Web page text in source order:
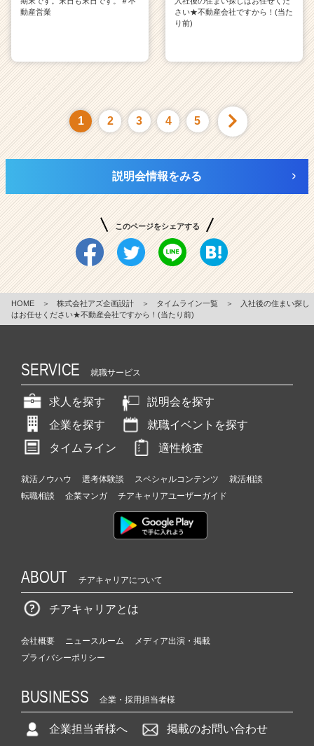
動産営業
さい★不動産会社ですから！(当た
り前)
1 2 3 4 5
説明会情報をみる
このページをシェアする
HOME ＞ 株式会社アズ企画設計 ＞ タイムライン一覧 ＞
入社後の住まい探し
はお任せください★不動産会社ですから！(当たり前)
SERVICE 就職サービス
求人を探す
説明会を探す
企業を探す
就職イベントを探す
タイムライン
適性検査
就活ノウハウ 選考体験談 スペシャルコンテンツ
就活相談
転職相談
企業マンガ チアキャリアユーザーガイド
ABOUT チアキャリアについて
チアキャリアとは
会社概要 ニュースルーム
メディア出演・掲載
プライバシーポリシー
BUSINESS 企業・採用担当者様
企業担当者様へ 掲載のお問い合わせ